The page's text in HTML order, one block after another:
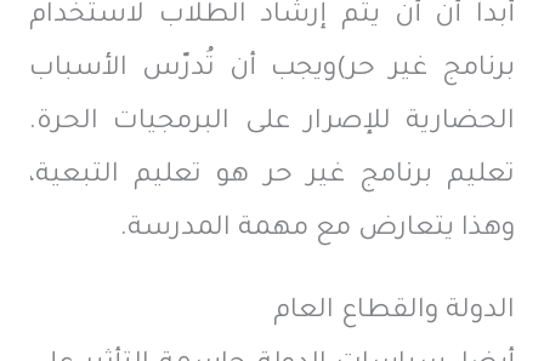
أبدا أن أن يتم إرشاد الطلاب لاستخدام
برنامج غير حر)ويجب أن تُدرّس الأسباب
الحضارية للإصرار على البرمجيات الحرة.
تعليم برنامج غير حر هو تعليم التبعية،
وهذا يتعارض مع مهمة المدرسة.
الدولة والقطاع العام